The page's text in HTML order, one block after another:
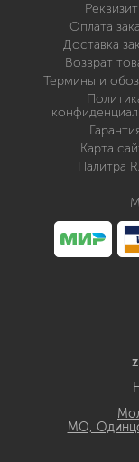
Оплата
Доставка
Возврат
Термины и
Карта
Палитра
МО,